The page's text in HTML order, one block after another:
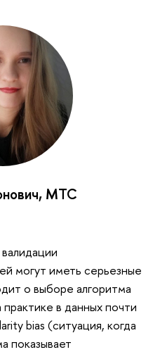
МТС
могут иметь серьезные
о выборе алгоритма
в данных почти
bias (ситуация, когда
показывает